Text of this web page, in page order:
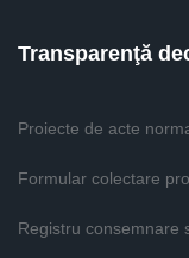
Transparenţă
Proiecte de acte
Formular colectare
Registru consemnare